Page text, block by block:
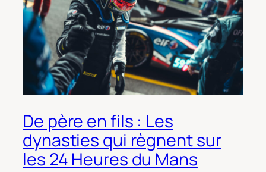
De père en fils : Les
dynasties qui règnent sur
les 24 Heures du Mans